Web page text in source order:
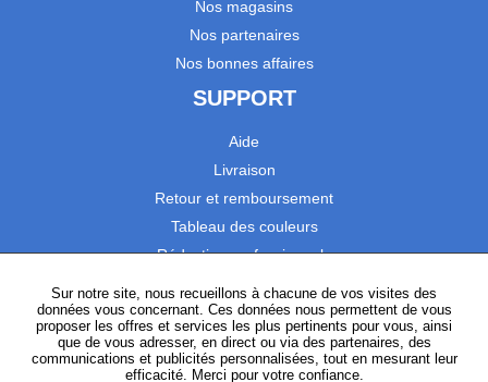
Nos magasins
Nos partenaires
Nos bonnes affaires
SUPPORT
Aide
Livraison
Retour et remboursement
Tableau des couleurs
Réduction professionnels
Satisfaction Clients
SUIVEZ-NOUS
Sur notre site, nous recueillons à chacune de vos visites des
données vous concernant. Ces données nous permettent de vous
proposer les offres et services les plus pertinents pour vous, ainsi
que de vous adresser, en direct ou via des partenaires, des
communications et publicités personnalisées, tout en mesurant leur
efficacité. Merci pour votre confiance.